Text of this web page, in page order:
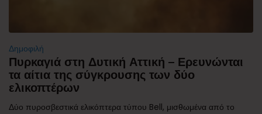
Δημοφιλή
Πυρκαγιά στη Δυτική Αττική – Ερευνώνται
τα αίτια της σύγκρουσης των δύο
ελικοπτέρων
Δύο πυροσβεστικά ελικόπτερα τύπου Bell, μισθωμένα από το